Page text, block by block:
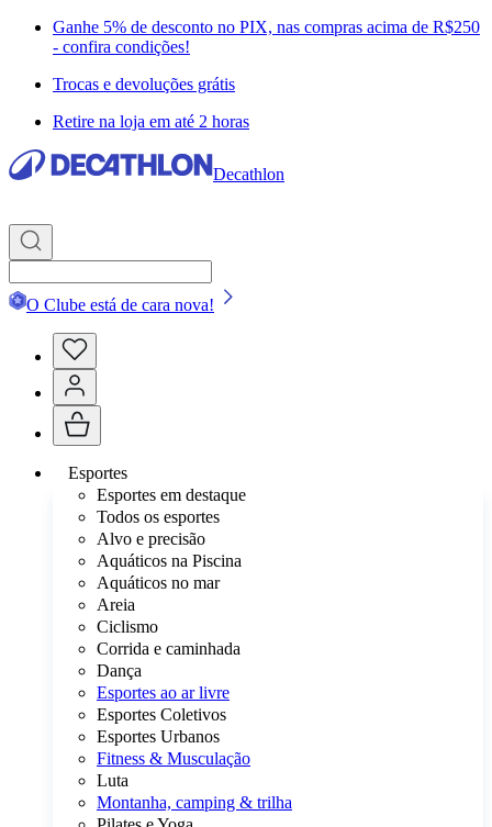
Ganhe 5% de desconto no PIX, nas compras acima de R$250
- confira condições!
Trocas e devoluções grátis
Retire na loja em até 2 horas
Decathlon
O Clube está de cara nova!
Esportes
Esportes em destaque
Todos os esportes
Alvo e precisão
Aquáticos na Piscina
Aquáticos no mar
Areia
Ciclismo
Corrida e caminhada
Dança
Esportes ao ar livre
Esportes Coletivos
Esportes Urbanos
Fitness & Musculação
Luta
Montanha, camping & trilha